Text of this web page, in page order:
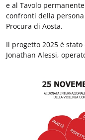
e al Tavolo
confronti della
Procura di Aosta.
Il progetto 2025 è
Jonathan Alessi,